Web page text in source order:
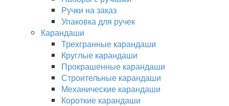
Ручки на заказ
Упаковка для ручек
Карандаши
Трехгранные карандаши
Круглые карандаши
Прокрашенные карандаши
Строительные карандаши
Механические карандаши
Короткие карандаши